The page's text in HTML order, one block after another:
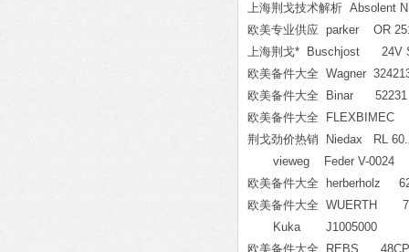
上海荆戈技术解析 Absolent
欧美专业供应 parker OR
上海荆戈* Buschjost 24V
欧美备件大全 Wagner
欧美备件大全 Binar 52231
欧美备件大全 FLEXBIMEC
荆戈劲价热销 Niedax RL
vieweg Feder V-0024
欧美备件大全 herberholz
欧美备件大全 WUERTH
Kuka J1005000
欧美备件大全 REBS